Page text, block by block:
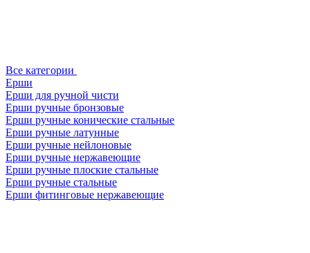
Все категории
Ерши
Ерши для ручной чисти
Ерши ручные бронзовые
Ерши ручные конические стальные
Ерши ручные латунные
Ерши ручные нейлоновые
Ерши ручные нержавеющие
Ерши ручные плоские стальные
Ерши ручные стальные
Ерши фитинговые нержавеющие